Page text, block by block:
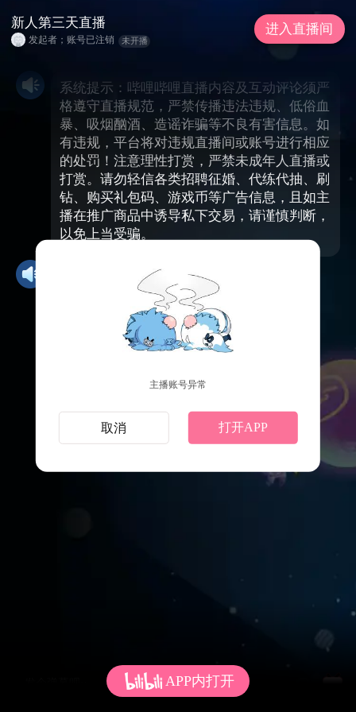
系统提示：哔哩哔哩直播内容及互动评论须严
格遵守直播规范，严禁传播违法违规、低俗血
暴、吸烟酗酒、造谣诈骗等不良有害信息。如
有违规，平台将对违规直播间或账号进行相应
的处罚！注意理性打赏，严禁未成年人直播或
打赏。请勿轻信各类招聘征婚、代练代抽、刷
钻、购买礼包码、游戏币等广告信息，且如主
播在推广商品中诱导私下交易，请谨慎判断，
以免上当受骗。
新人第三天直播
公告: 每晚22-24 白天随缘 感谢陪伴
新人第三天直播
发起者；账号已注销 未开播
进入直播间
APP内打开
主播账号异常
取消 打开APP